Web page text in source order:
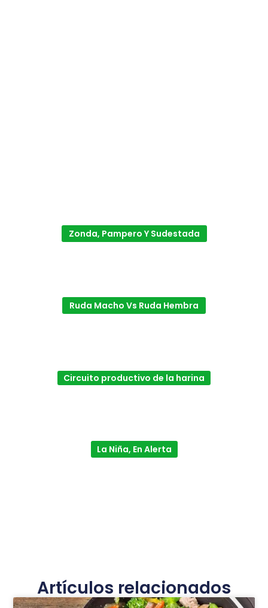
Zonda, Pampero Y Sudestada
Ruda Macho Vs Ruda Hembra
Circuito productivo de la harina
La Niña, En Alerta
Artículos relacionados